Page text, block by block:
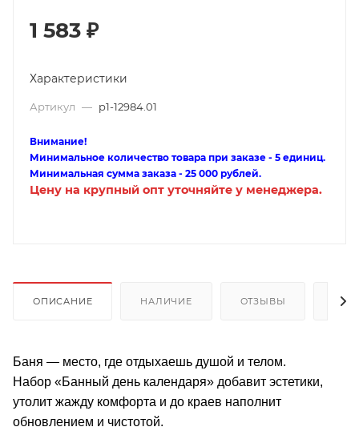
1 583 ₽
Характеристики
Артикул — p1-12984.01
Внимание!
Минимальное количество товара при заказе - 5 единиц.
Минимальная сумма заказа - 25 000 рублей.
Цену на крупный опт уточняйте у менеджера.
ОПИСАНИЕ НАЛИЧИЕ ОТЗЫВЫ
Баня — место, где отдыхаешь душой и телом.
Набор «Банный день календаря» добавит эстетики,
утолит жажду комфорта и до краев наполнит
обновлением и чистотой.